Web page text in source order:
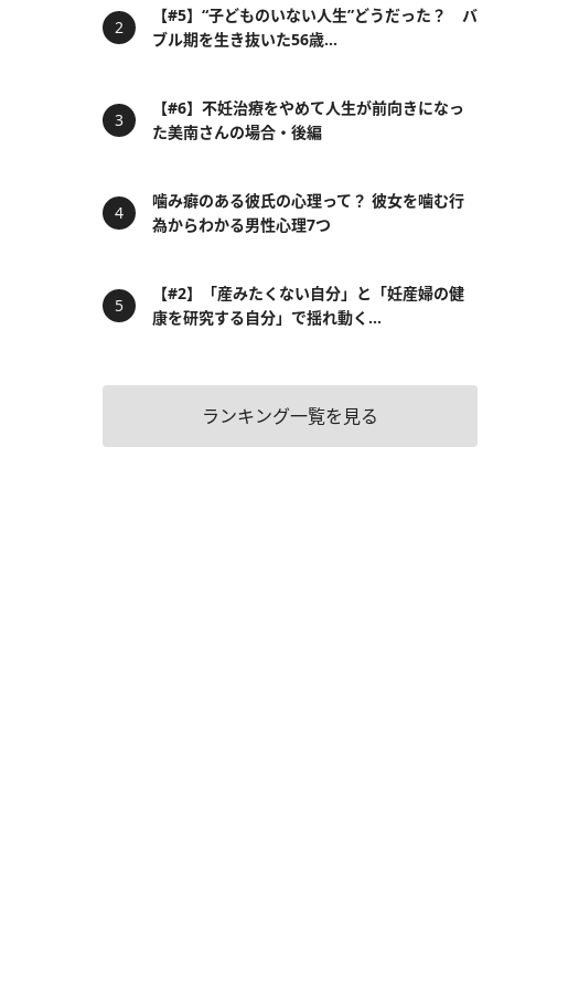
【#5】“子どものいない人生”どうだった？ バ
ブル期を生き抜いた56歳...
【#6】不妊治療をやめて人生が前向きになっ
た美南さんの場合・後編
噛み癖のある彼氏の心理って？ 彼女を噛む行
為からわかる男性心理7つ
【#2】「産みたくない自分」と「妊産婦の健
康を研究する自分」で揺れ動く...
ランキング一覧を見る